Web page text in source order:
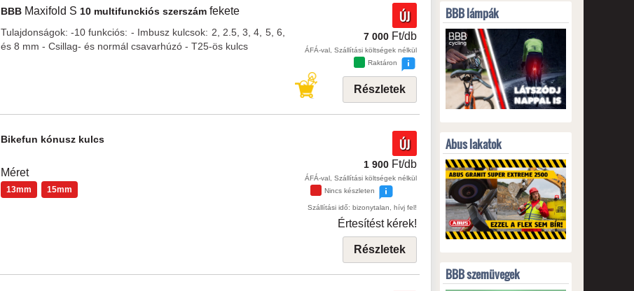
BBB Maxifold S 10 multifunckiós szerszám fekete
Tulajdonságok: -10 funkciós: - Imbusz kulcsok: 2, 2.5, 3, 4, 5, 6,
és 8 mm - Csillag- és normál csavarhúzó - T25-ös kulcs
ÚJ
7 000 Ft/db
ÁFÁ-val, Szállítási költségek nélkül
Raktáron
Részletek
Bikefun kónusz kulcs
Méret
13mm 15mm
ÚJ
1 900 Ft/db
ÁFÁ-val, Szállítási költségek nélkül
Nincs készleten
Szállítási idő: bizonytalan, hívj fel!
Értesítést kérek!
Részletek
BBB lámpák
Abus lakatok
BBB szemüvegek